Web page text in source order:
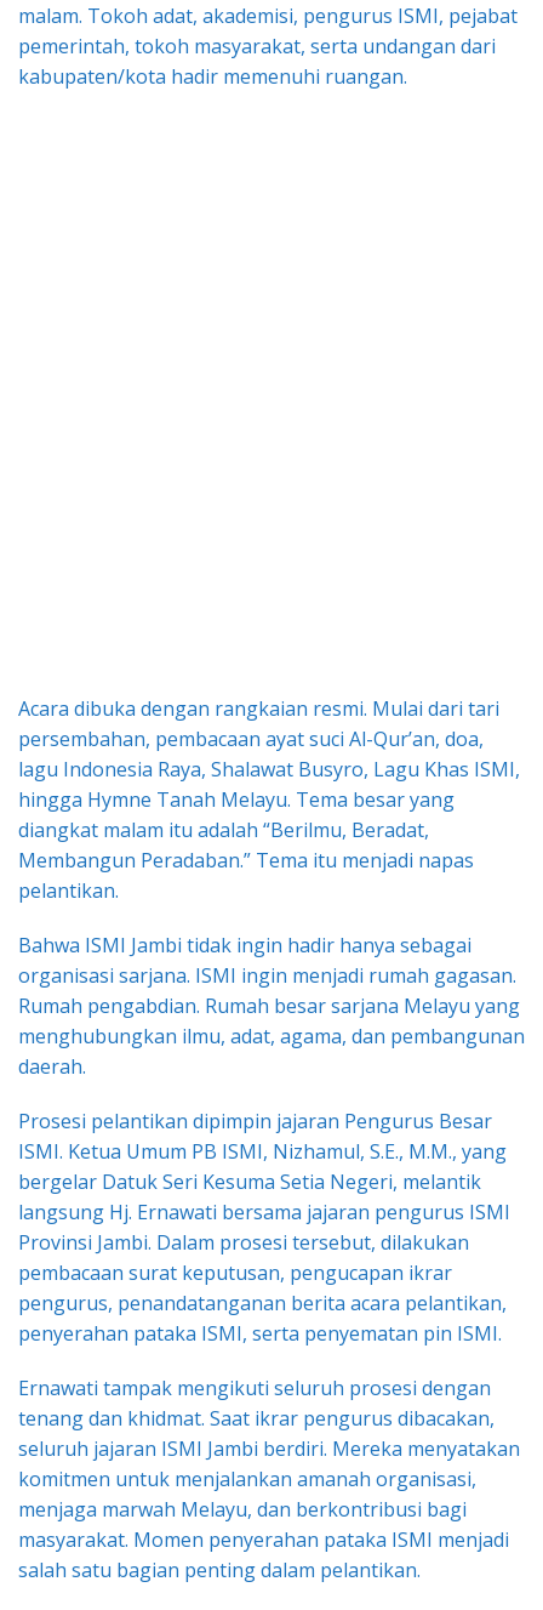
malam. Tokoh adat, akademisi, pengurus ISMI, pejabat
pemerintah, tokoh masyarakat, serta undangan dari
kabupaten/kota hadir memenuhi ruangan.
Acara dibuka dengan rangkaian resmi. Mulai dari tari
persembahan, pembacaan ayat suci Al-Qur’an, doa,
lagu Indonesia Raya, Shalawat Busyro, Lagu Khas ISMI,
hingga Hymne Tanah Melayu. Tema besar yang
diangkat malam itu adalah “Berilmu, Beradat,
Membangun Peradaban.” Tema itu menjadi napas
pelantikan.
Bahwa ISMI Jambi tidak ingin hadir hanya sebagai
organisasi sarjana. ISMI ingin menjadi rumah gagasan.
Rumah pengabdian. Rumah besar sarjana Melayu yang
menghubungkan ilmu, adat, agama, dan pembangunan
daerah.
Prosesi pelantikan dipimpin jajaran Pengurus Besar
ISMI. Ketua Umum PB ISMI, Nizhamul, S.E., M.M., yang
bergelar Datuk Seri Kesuma Setia Negeri, melantik
langsung Hj. Ernawati bersama jajaran pengurus ISMI
Provinsi Jambi. Dalam prosesi tersebut, dilakukan
pembacaan surat keputusan, pengucapan ikrar
pengurus, penandatanganan berita acara pelantikan,
penyerahan pataka ISMI, serta penyematan pin ISMI.
Ernawati tampak mengikuti seluruh prosesi dengan
tenang dan khidmat. Saat ikrar pengurus dibacakan,
seluruh jajaran ISMI Jambi berdiri. Mereka menyatakan
komitmen untuk menjalankan amanah organisasi,
menjaga marwah Melayu, dan berkontribusi bagi
masyarakat. Momen penyerahan pataka ISMI menjadi
salah satu bagian penting dalam pelantikan.